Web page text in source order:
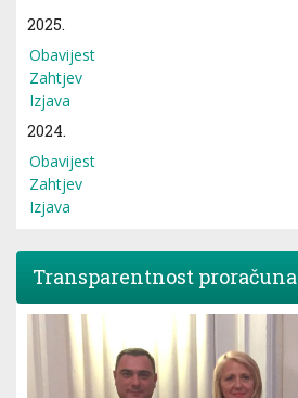
2025.
Obavijest
Zahtjev
Izjava
2024.
Obavijest
Zahtjev
Izjava
Transparentnost proračuna